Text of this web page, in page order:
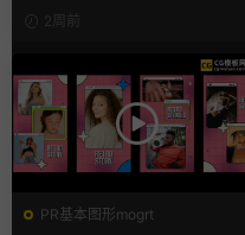
2周前
PR基本图形mogrt